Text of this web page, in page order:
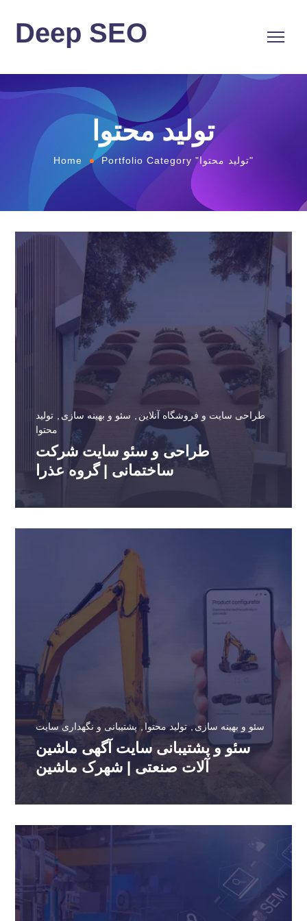
Deep SEO
تولید محتوا
Home Portfolio Category "تولید محتوا"
طراحی و سئو سایت شرکت
ساختمانی | گروه عذرا
طراحی سایت و فروشگاه آنلاین سئو و بهینه سازی
تولید
محتوا
سئو و پشتیبانی سایت آگهی ماشین
آلات صنعتی | شهرک ماشین
سئو و بهینه سازی تولید محتوا پشتیبانی و نگهداری سایت